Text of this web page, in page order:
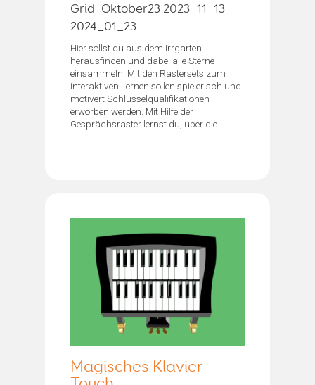
Grid_Oktober23 2023_11_13
2024_01_23
Hier sollst du aus dem Irrgarten
herausfinden und dabei alle Sterne
einsammeln. Mit den Rastersets zum
interaktiven Lernen sollen spielerisch und
motivert Schlüsselqualifikationen
erworben werden. Mit Hilfe der
Gesprächsraster lernst du, über die...
Magisches Klavier -